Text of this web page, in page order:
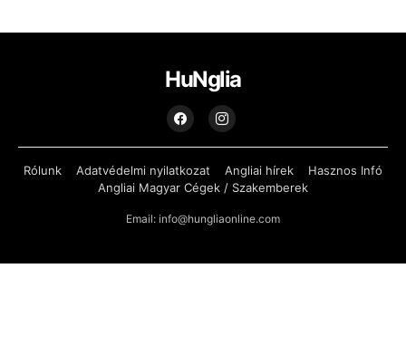
HuNglia
Rólunk Adatvédelmi nyilatkozat Angliai hírek
Hasznos Infó
Angliai Magyar Cégek / Szakemberek
Email: info@hungliaonline.com